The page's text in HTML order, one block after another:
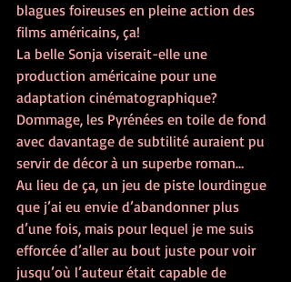
blagues foireuses en pleine action des
films américains, ça !
La belle Sonja viserait-elle une
production américaine pour une
adaptation cinématographique ?
Dommage, les Pyrénées en toile de fond
avec davantage de subtilité auraient pu
servir de décor à un superbe roman…
Au lieu de ça, un jeu de piste lourdingue
que j’ai eu envie d’abandonner plus
d’une fois, mais pour lequel je me suis
efforcée d’aller au bout juste pour voir
jusqu’où l’auteur était capable de